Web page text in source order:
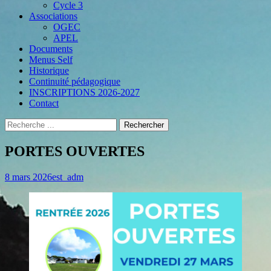
Cycle 3
Associations
OGEC
APEL
Documents
Menus Self
Historique
Continuité pédagogique
INSCRIPTIONS 2026-2027
Contact
Recherche
Rechercher :
secondaire
au
contenu
PORTES OUVERTES
Posted
8 mars 2026Author
est_adm